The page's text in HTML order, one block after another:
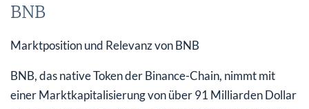
BNB
Marktposition und Relevanz von BNB
BNB, das native Token der Binance-Chain, nimmt mit
einer Marktkapitalisierung von über 91 Milliarden Dollar